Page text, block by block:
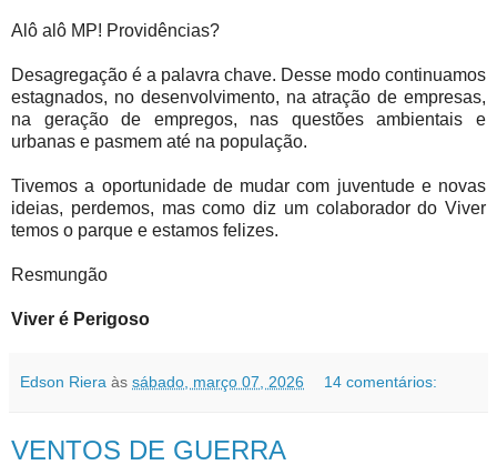
Alô alô MP! Providências?
Desagregação é a palavra chave. Desse modo continuamos
estagnados, no desenvolvimento, na atração de empresas,
na geração de empregos, nas questões ambientais e
urbanas e pasmem até na população.
Tivemos a oportunidade de mudar com juventude e novas
ideias, perdemos, mas como diz um colaborador do Viver
temos o parque e estamos felizes.
Resmungão
Viver é Perigoso
Edson Riera às sábado, março 07, 2026 14 comentários:
VENTOS DE GUERRA